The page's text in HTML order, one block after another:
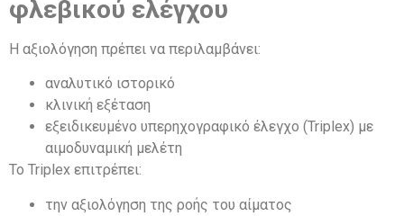
φλεβικού ελέγχου
Η αξιολόγηση πρέπει να περιλαμβάνει:
αναλυτικό ιστορικό
κλινική εξέταση
εξειδικευμένο υπερηχογραφικό έλεγχο (Triplex) με
αιμοδυναμική μελέτη
Το Triplex επιτρέπει:
την αξιολόγηση της ροής του αίματος